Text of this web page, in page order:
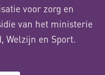
voor zorg en
van het ministerie
Welzijn en Sport.